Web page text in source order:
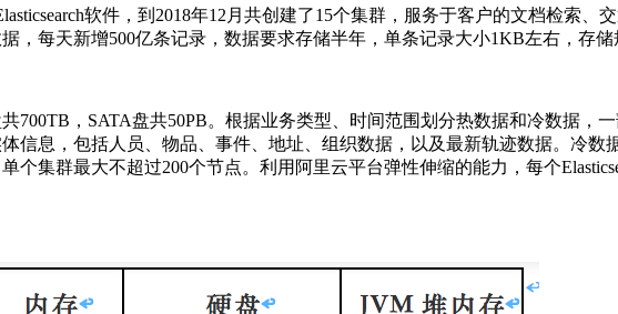
软件，到2018年12月共创建了15个集群，服务于客户的文档检索
，每天新增500亿条记录，数据要求存储半年，单条记录大小1KB左右，存储
共700TB，SATA盘共50PB。根据业务类型、时间范围划分热数据和冷数据，
信息，包括人员、物品、事件、地址、组织数据，以及最新轨迹数据。冷
个集群最大不超过200个节点。利用阿里云平台弹性伸缩的能力，每个